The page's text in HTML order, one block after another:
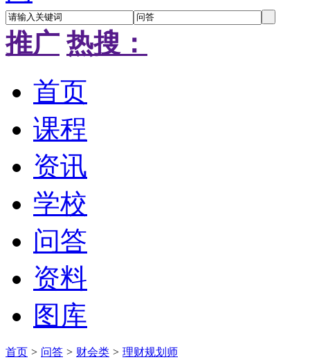
推广 热搜：
首页
课程
资讯
学校
问答
资料
图库
首页 > 问答 > 财会类 > 理财规划师